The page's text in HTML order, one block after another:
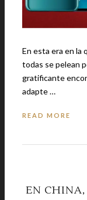
En esta era en la
todas se pelean
gratificante
adapte …
READ MORE
EN